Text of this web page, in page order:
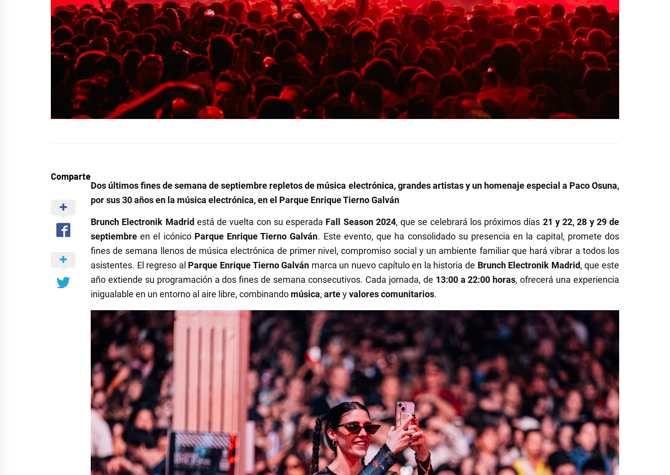
Comparte
Dos últimos fines de semana de septiembre repletos de música electrónica, grandes artistas y un homenaje especial a Paco Osuna,
por sus 30 años en la música electrónica, en el Parque Enrique Tierno Galván
Brunch Electronik Madridestá de vuelta con su esperada Fall Season 2024, que se celebrará los próximos días 21 y 22, 28 y 29 de
septiembre en el icónico Parque Enrique Tierno Galván. Este evento, que ha consolidado su presencia en la capital, promete dos
fines de semana llenos de música electrónica de primer nivel, compromiso social y un ambiente familiar que hará vibrar a todos los
asistentes. El regreso al Parque Enrique Tierno Galván marca un nuevo capítulo en la historia de Brunch Electronik Madrid, que este
año extiende su programación a dos fines de semana consecutivos. Cada jornada, de 13:00 a 22:00 horas, ofrecerá una experiencia
inigualable en un entorno al aire libre, combinando música, arteyvalores comunitarios.